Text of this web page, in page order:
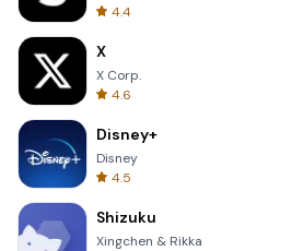
4.4
X
X Corp.
4.6
Disney+
Disney
4.5
Shizuku
Xingchen & Rikka